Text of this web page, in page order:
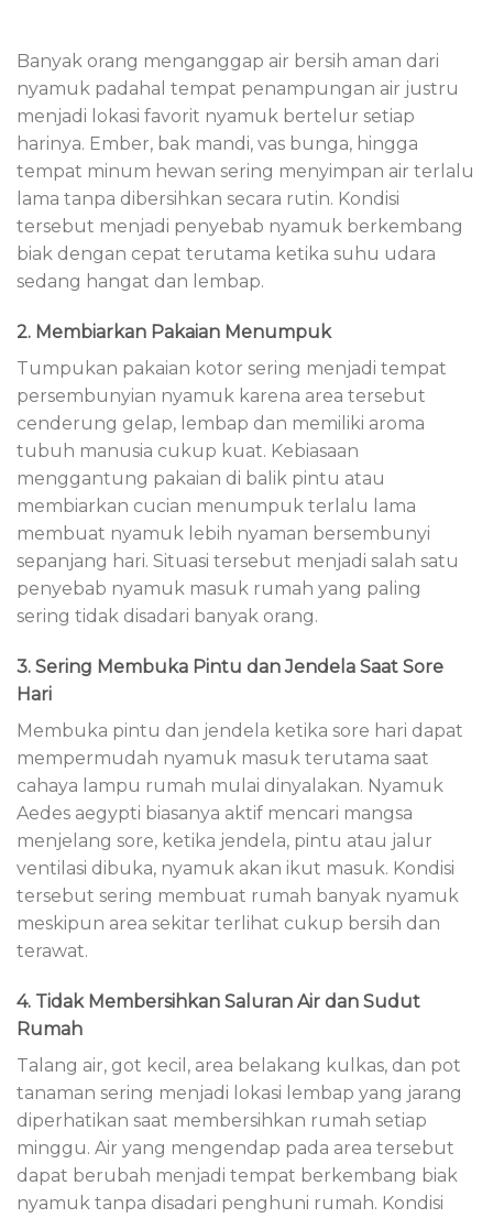
Banyak orang menganggap air bersih aman dari
nyamuk padahal tempat penampungan air justru
menjadi lokasi favorit nyamuk bertelur setiap
harinya. Ember, bak mandi, vas bunga, hingga
tempat minum hewan sering menyimpan air terlalu
lama tanpa dibersihkan secara rutin. Kondisi
tersebut menjadi penyebab nyamuk berkembang
biak dengan cepat terutama ketika suhu udara
sedang hangat dan lembap.
2. Membiarkan Pakaian Menumpuk
Tumpukan pakaian kotor sering menjadi tempat
persembunyian nyamuk karena area tersebut
cenderung gelap, lembap dan memiliki aroma
tubuh manusia cukup kuat. Kebiasaan
menggantung pakaian di balik pintu atau
membiarkan cucian menumpuk terlalu lama
membuat nyamuk lebih nyaman bersembunyi
sepanjang hari. Situasi tersebut menjadi salah satu
penyebab nyamuk masuk rumah yang paling
sering tidak disadari banyak orang.
3. Sering Membuka Pintu dan Jendela Saat Sore
Hari
Membuka pintu dan jendela ketika sore hari dapat
mempermudah nyamuk masuk terutama saat
cahaya lampu rumah mulai dinyalakan. Nyamuk
Aedes aegypti biasanya aktif mencari mangsa
menjelang sore, ketika jendela, pintu atau jalur
ventilasi dibuka, nyamuk akan ikut masuk. Kondisi
tersebut sering membuat rumah banyak nyamuk
meskipun area sekitar terlihat cukup bersih dan
terawat.
4. Tidak Membersihkan Saluran Air dan Sudut
Rumah
Talang air, got kecil, area belakang kulkas, dan pot
tanaman sering menjadi lokasi lembap yang jarang
diperhatikan saat membersihkan rumah setiap
minggu. Air yang mengendap pada area tersebut
dapat berubah menjadi tempat berkembang biak
nyamuk tanpa disadari penghuni rumah. Kondisi